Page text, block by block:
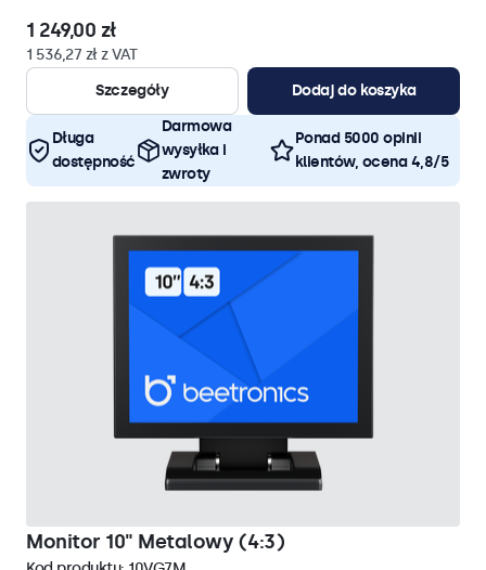
1 249,00 zł
1 536,27 zł z VAT
Szczegóły
Dodaj do koszyka
Długa
dostępność
Darmowa
wysyłka i
zwroty
Ponad 5000 opinii
klientów, ocena 4,8/5
Monitor 10" Metalowy (4:3)